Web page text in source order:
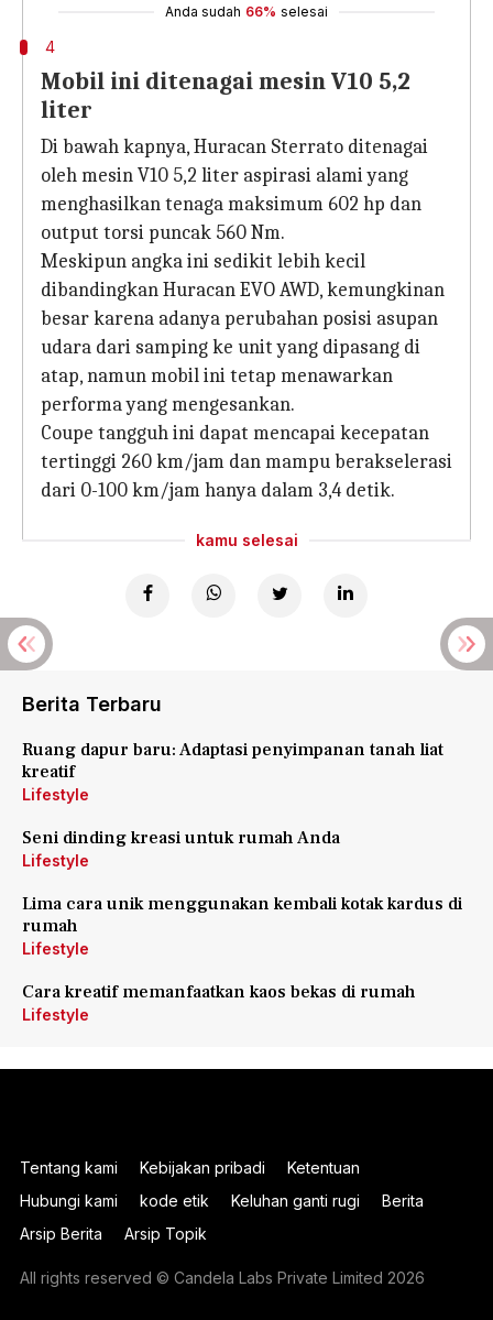
Anda sudah 66% selesai
4
Mobil ini ditenagai mesin V10 5,2
liter
Di bawah kapnya, Huracan Sterrato ditenagai
oleh mesin V10 5,2 liter aspirasi alami yang
menghasilkan tenaga maksimum 602 hp dan
output torsi puncak 560 Nm.
Meskipun angka ini sedikit lebih kecil
dibandingkan Huracan EVO AWD, kemungkinan
besar karena adanya perubahan posisi asupan
udara dari samping ke unit yang dipasang di
atap, namun mobil ini tetap menawarkan
performa yang mengesankan.
Coupe tangguh ini dapat mencapai kecepatan
tertinggi 260 km/jam dan mampu berakselerasi
dari 0-100 km/jam hanya dalam 3,4 detik.
kamu selesai
Berita Terbaru
Ruang dapur baru: Adaptasi penyimpanan tanah liat
kreatif
Lifestyle
Seni dinding kreasi untuk rumah Anda
Lifestyle
Lima cara unik menggunakan kembali kotak kardus di
rumah
Lifestyle
Cara kreatif memanfaatkan kaos bekas di rumah
Lifestyle
Tentang kami Kebijakan pribadi
Ketentuan
Hubungi kami
kode etik Keluhan ganti rugi
Berita
Arsip Berita
Arsip Topik
All rights reserved © Candela Labs Private Limited 2026